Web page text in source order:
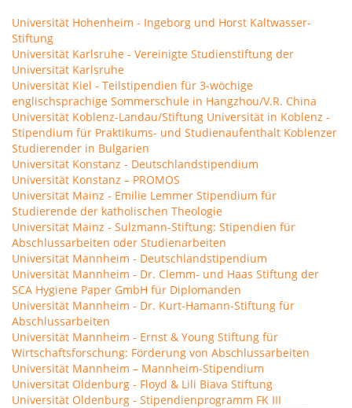
Universität Hohenheim - Ingeborg und Horst Kaltwasser-
Stiftung
Universität Karlsruhe - Vereinigte Studienstiftung der
Universität Karlsruhe
Universität Kiel - Teilstipendien für 3-wöchige
englischsprachige Sommerschule in Hangzhou/V.R. China
Universität Koblenz-Landau/Stiftung Universität in Koblenz -
Stipendium für Praktikums- und Studienaufenthalt Koblenzer
Studierender in Bulgarien
Universität Konstanz - Deutschlandstipendium
Universität Konstanz – PROMOS
Universität Mainz - Emilie Lemmer Stipendium für
Studierende der katholischen Theologie
Universität Mainz - Sulzmann-Stiftung: Stipendien für
Abschlussarbeiten oder Studienarbeiten
Universität Mannheim - Deutschlandstipendium
Universität Mannheim - Dr. Clemm- und Haas Stiftung der
SCA Hygiene Paper GmbH für Diplomanden
Universität Mannheim - Dr. Kurt-Hamann-Stiftung für
Abschlussarbeiten
Universität Mannheim - Ernst & Young Stiftung für
Wirtschaftsforschung: Förderung von Abschlussarbeiten
Universität Mannheim – Mannheim-Stipendium
Universität Oldenburg - Floyd & Lili Biava Stiftung
Universität Oldenburg - Stipendienprogramm FK III